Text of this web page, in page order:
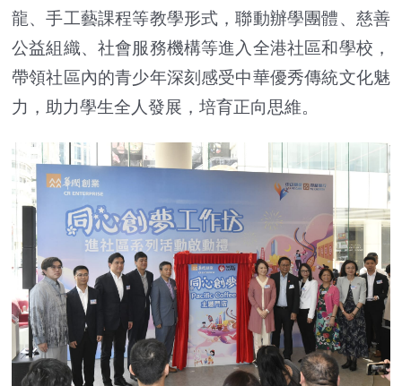
龍、手工藝課程等教學形式，聯動辦學團體、慈善
公益組織、社會服務機構等進入全港社區和學校，
帶領社區內的青少年深刻感受中華優秀傳統文化魅
力，助力學生全人發展，培育正向思維。